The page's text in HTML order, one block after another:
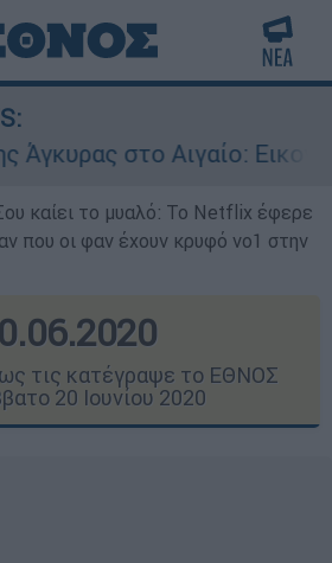
Εικονική αερομαχία
καίει το μυαλό: Το Netflix έφερε
που οι φαν έχουν κρυφό νο1 στην
τις κατέγραψε το ΕΘΝΟΣ
20 Ιουνίου 2020